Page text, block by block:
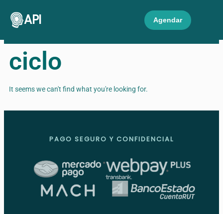
API Agendar
ciclo
It seems we can't find what you're looking for.
PAGO SEGURO Y CONFIDENCIAL